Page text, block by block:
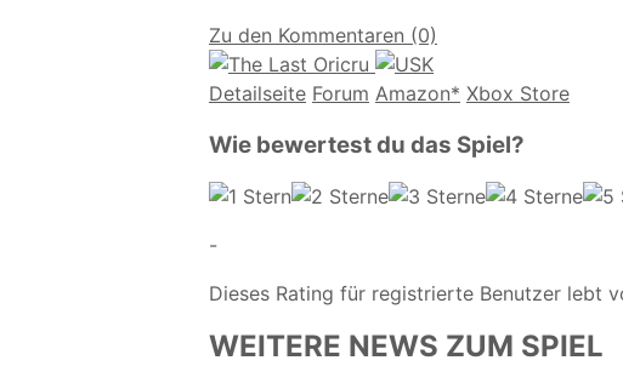
Zu den Kommentaren (0)
Detailseite Forum Amazon* Xbox Store
Wie bewertest du das Spiel?
-
Dieses Rating für registrierte Benutzer lebt
WEITERE NEWS ZUM SPIEL